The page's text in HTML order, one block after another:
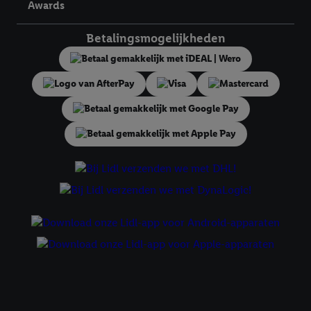
Awards
Betalingsmogelijkheden
derden en om je in die diensten gepersonaliseerde reclame te
tonen. Voor dit doel kan jouw gehashte e-mailadres ook worden
samengevoegd met andere identifiers of met identifiers die
door Criteo S.A. aan jou zijn toegewezen.
Als je hiervoor toestemming geeft, dan kunnen retargeting
advertenties worden weergegeven voor producten waarin je
eerder interesse hebt getoond (bijvoorbeeld door het product
in een winkelmandje van een online winkel te plaatsen maar het
niet te kopen). De retargeting advertenties kunnen op
verschillende eindapparaten en binnen verschillende Lidl-
diensten worden weergegeven, als verschillende eindapparaten
en Lidl-diensten, met behulp van jouw gehashte e-mailadres en
met eventuele andere identifiers of met identifiers waarover
Criteo S.A. beschikt, aan jou kunnen worden toegewezen.
Onder "Aanpassen" kun je aangeven met welke cookies en